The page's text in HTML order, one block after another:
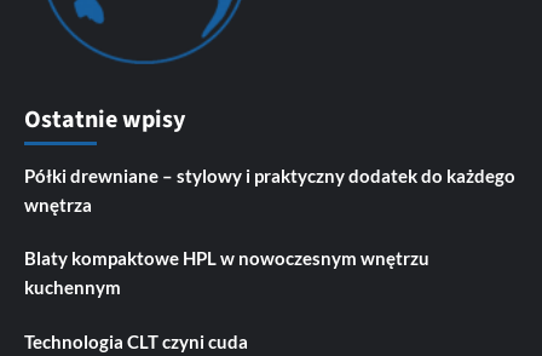
Ostatnie wpisy
Półki drewniane – stylowy i praktyczny dodatek do każdego
wnętrza
Blaty kompaktowe HPL w nowoczesnym wnętrzu
kuchennym
Technologia CLT czyni cuda